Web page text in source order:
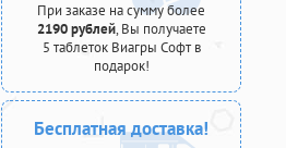
При заказе на сумму более
2190 рублей, Вы получаете
5 таблеток Виагры Софт в
подарок!
Бесплатная доставка!